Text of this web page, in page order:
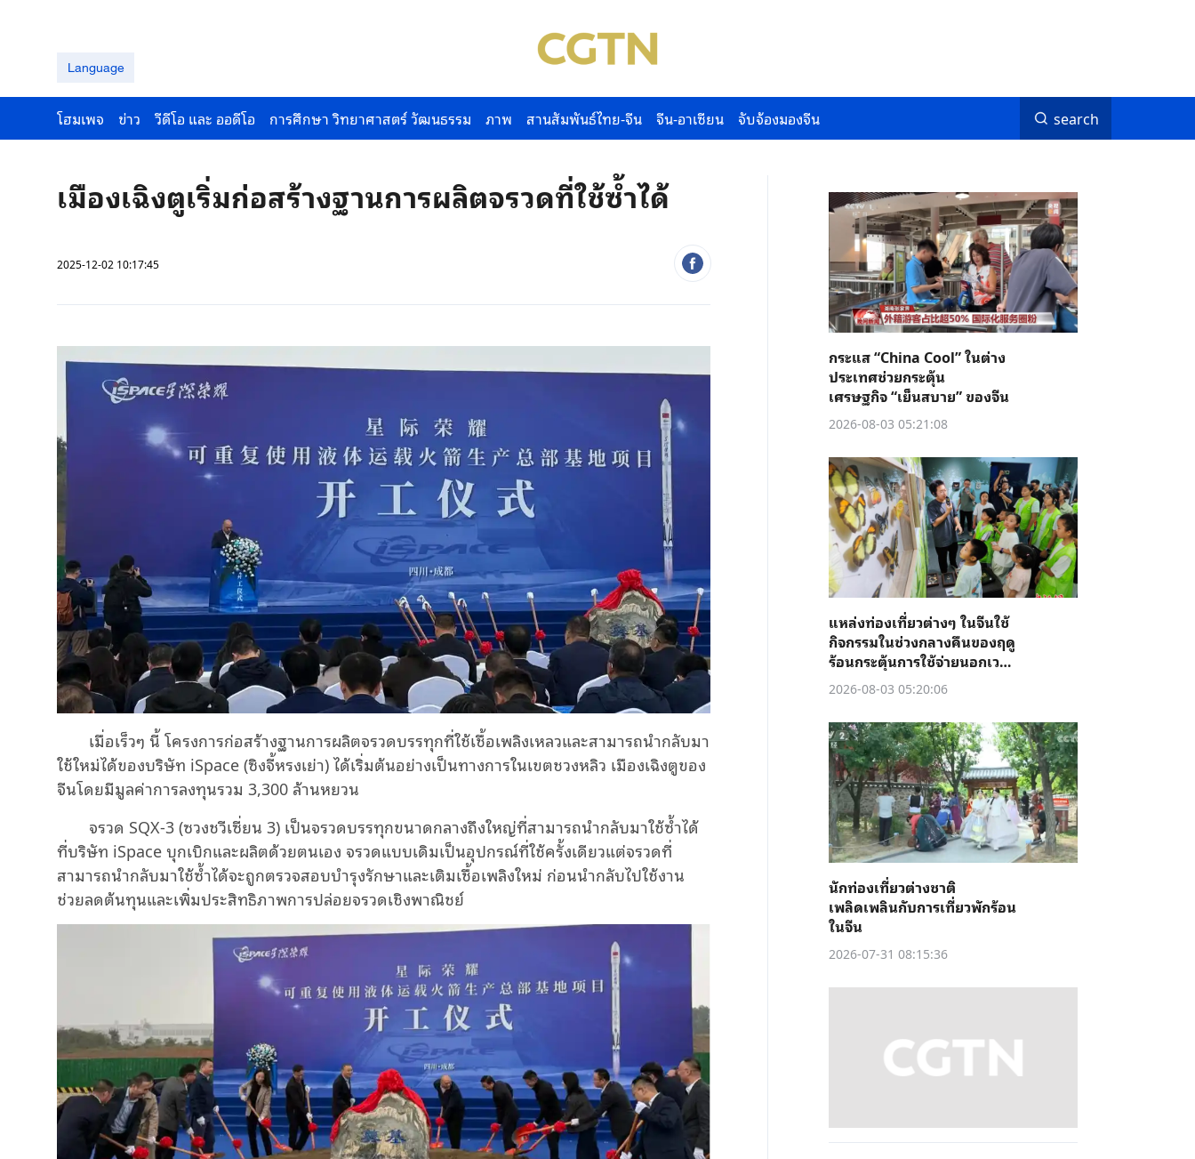
Language
โฮมเพจ ข่าว วีดีโอ และ ออดีโอ การศึกษา วิทยาศาสตร์ วัฒนธรรม ภาพ สานสัมพันธ์ไทย-จีน จีน-อาเซียน จับจ้องมองจีน search
เมืองเฉิงตูเริ่มก่อสร้างฐานการผลิตจรวดที่ใช้ซ้ำได้
2025-12-02 10:17:45
เมื่อเร็วๆ นี้ โครงการก่อสร้างฐานการผลิตจรวดบรรทุกที่ใช้เชื้อเพลิงเหลวและสามารถนำกลับมา
ใช้ใหม่ได้ของบริษัท iSpace (ซิงจี้หรงเย่า) ได้เริ่มต้นอย่างเป็นทางการในเขตชวงหลิว เมืองเฉิงตูของ
จีนโดยมีมูลค่าการลงทุนรวม 3,300 ล้านหยวน
จรวด SQX-3 (ซวงชวีเซี่ยน 3) เป็นจรวดบรรทุกขนาดกลางถึงใหญ่ที่สามารถนำกลับมาใช้ซ้ำได้
ที่บริษัท iSpace บุกเบิกและผลิตด้วยตนเอง จรวดแบบเดิมเป็นอุปกรณ์ที่ใช้ครั้งเดียวแต่จรวดที่
สามารถนำกลับมาใช้ซ้ำได้จะถูกตรวจสอบบำรุงรักษาและเติมเชื้อเพลิงใหม่ ก่อนนำกลับไปใช้งาน
ช่วยลดต้นทุนและเพิ่มประสิทธิภาพการปล่อยจรวดเชิงพาณิชย์
กระแส “China Cool” ในต่าง
ประเทศช่วยกระตุ้น
เศรษฐกิจ “เย็นสบาย” ของจีน
2026-08-03 05:21:08
แหล่งท่องเที่ยวต่างๆ ในจีนใช้
กิจกรรมในช่วงกลางคืนของฤดู
ร้อนกระตุ้นการใช้จ่ายนอกเวลา
ทำการ
2026-08-03 05:20:06
นักท่องเที่ยวต่างชาติ
เพลิดเพลินกับการเที่ยวพักร้อน
ในจีน
2026-07-31 08:15:36